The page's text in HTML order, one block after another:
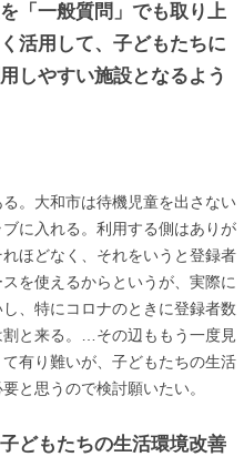
「一般質問」でも取り上
活用して、子どもたちに
しやすい施設となるよう
。大和市は待機児童を出さない
に入れる。利用する側はありが
ほどなく、それをいうと登録者
を使えるからというが、実際に
、特にコロナのときに登録者数
と来る。…その辺ももう一度見
有り難いが、子どもたちの生活
と思うので検討願いたい。
どもたちの生活環境改善